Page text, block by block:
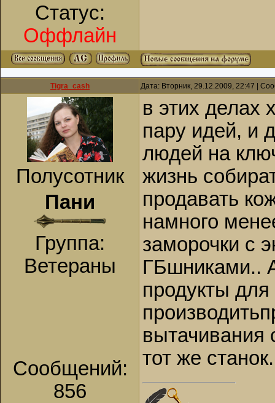
Статус:
Оффлайн
Tigra_cash Дата: Вторник, 29.12.2009, 22:47 |
Полусотник
Пани
Группа:
Ветераны
Сообщений:
856
в этих делах
пару идей, и
людей на
жизнь
продавать
намного
заморочки с
ГБшниками..
продукты
вытачивания
тот же